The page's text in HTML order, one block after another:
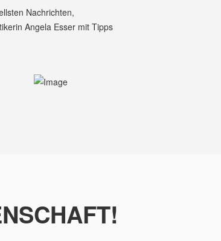
Nachrichten,
Angela Esser mit Tipps